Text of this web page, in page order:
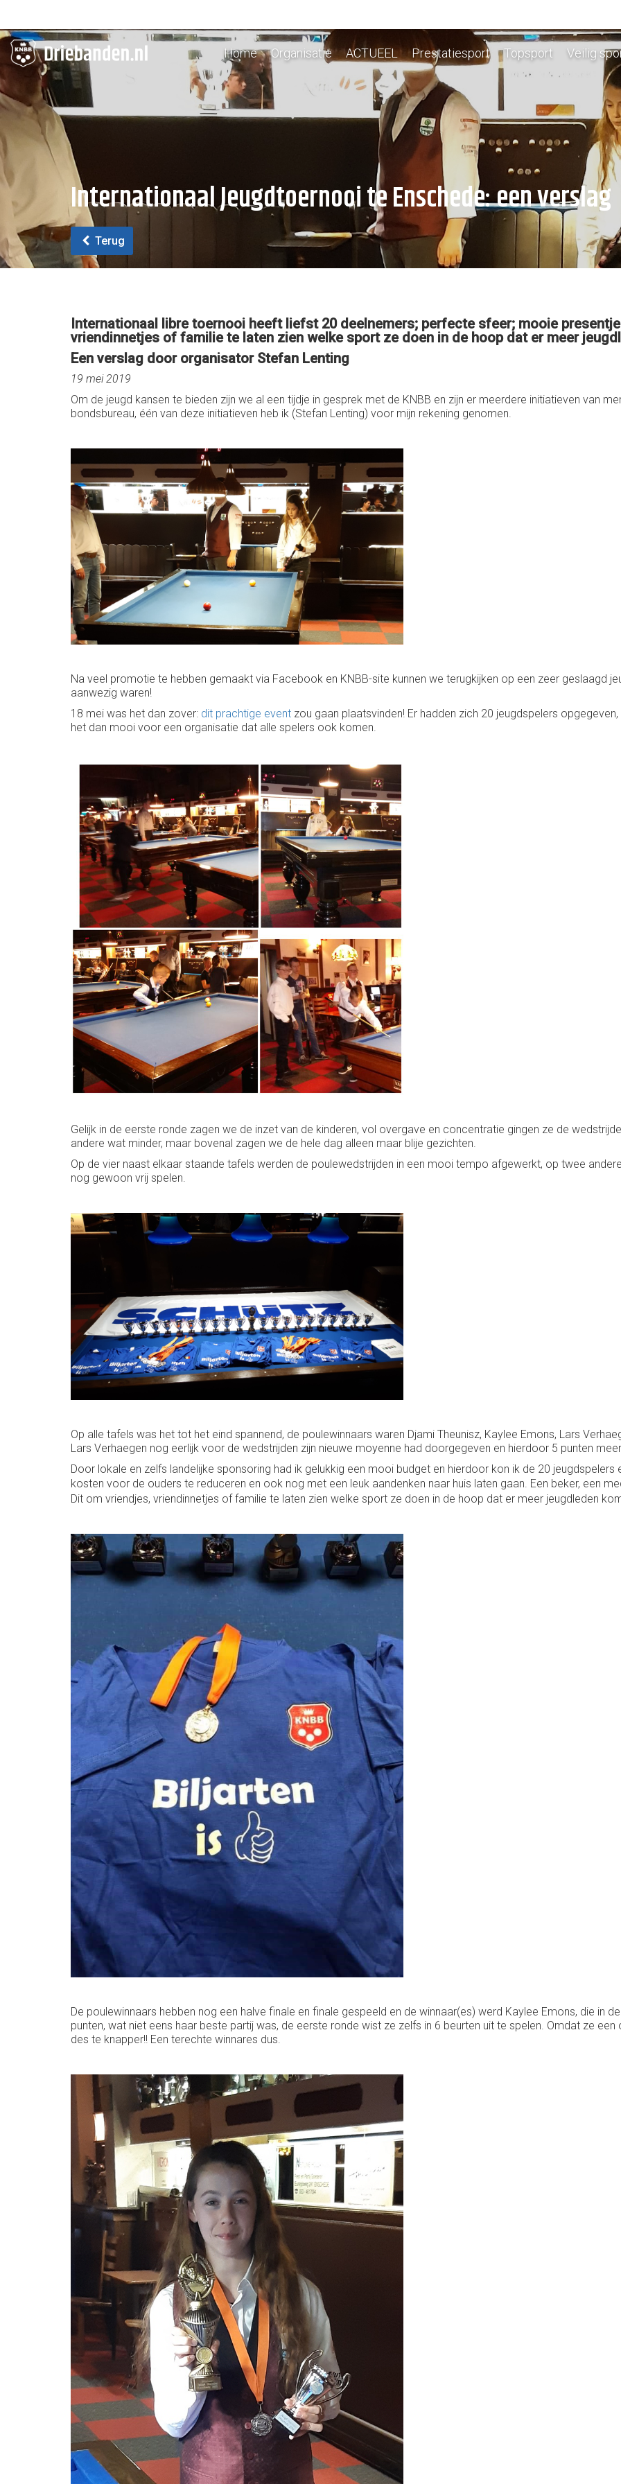
Home Organisatie ACTUEEL Prestatiesport Topsport Veilig
Internationaal Jeugdtoernooi te Enschede: een verslag
Terug
Internationaal libre toernooi heeft liefst 20 deelnemers; perfecte sfeer; mooie
vriendinnetjes of familie te laten zien welke sport ze doen in de hoop dat er meer
Een verslag door organisator Stefan Lenting
19 mei 2019
Om de jeugd kansen te bieden zijn we al een tijdje in gesprek met de KNBB en zijn er meerdere initiatieven van
bondsbureau, één van deze initiatieven heb ik (Stefan Lenting) voor mijn rekening genomen.
Na veel promotie te hebben gemaakt via Facebook en KNBB-site kunnen we terugkijken op een zeer geslaagd
aanwezig waren!
18 mei was het dan zover: dit prachtige event zou gaan plaatsvinden! Er hadden zich 20 jeugdspelers
het dan mooi voor een organisatie dat alle spelers ook komen.
Gelijk in de eerste ronde zagen we de inzet van de kinderen, vol overgave en concentratie gingen ze de
andere wat minder, maar bovenal zagen we de hele dag alleen maar blije gezichten.
Op de vier naast elkaar staande tafels werden de poulewedstrijden in een mooi tempo afgewerkt, op twee
nog gewoon vrij spelen.
Op alle tafels was het tot het eind spannend, de poulewinnaars waren Djami Theunisz, Kaylee Emons, Lars
Lars Verhaegen nog eerlijk voor de wedstrijden zijn nieuwe moyenne had doorgegeven en hierdoor 5 punten
Door lokale en zelfs landelijke sponsoring had ik gelukkig een mooi budget en hierdoor kon ik de 20 jeugdspelers
kosten voor de ouders te reduceren en ook nog met een leuk aandenken naar huis laten gaan. Een beker, een
Dit om vriendjes, vriendinnetjes of familie te laten zien welke sport ze doen in de hoop dat er meer jeugdleden
De poulewinnaars hebben nog een halve finale en finale gespeeld en de winnaar(es) werd Kaylee Emons, die in
punten, wat niet eens haar beste partij was, de eerste ronde wist ze zelfs in 6 beurten uit te spelen. Omdat ze
des te knapper!! Een terechte winnares dus.